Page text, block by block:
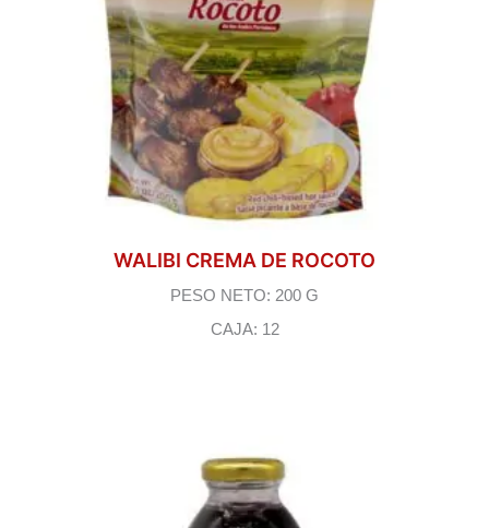
WALIBI CREMA DE ROCOTO
PESO NETO: 200 G
CAJA: 12